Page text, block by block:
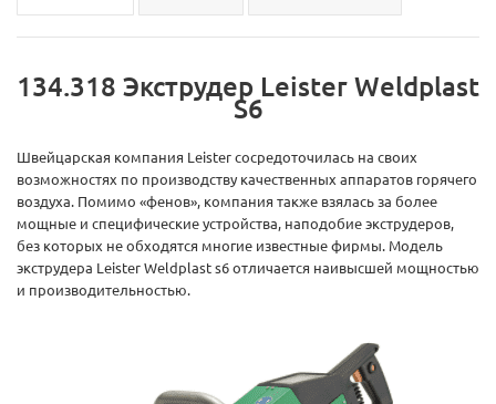
134.318 Экструдер Leister Weldplast
S6
Швейцарская компания Leister сосредоточилась на своих
возможностях по производству качественных аппаратов горячего
воздуха. Помимо «фенов», компания также взялась за более
мощные и специфические устройства, наподобие экструдеров,
без которых не обходятся многие известные фирмы. Модель
экструдера Leister Weldplast s6 отличается наивысшей мощностью
и производительностью.